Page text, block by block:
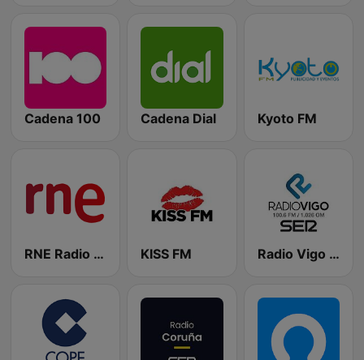
Cadena 100 Cadena Dial Kyoto FM
RNE Radio Nacional KISS FM Radio Vigo SER